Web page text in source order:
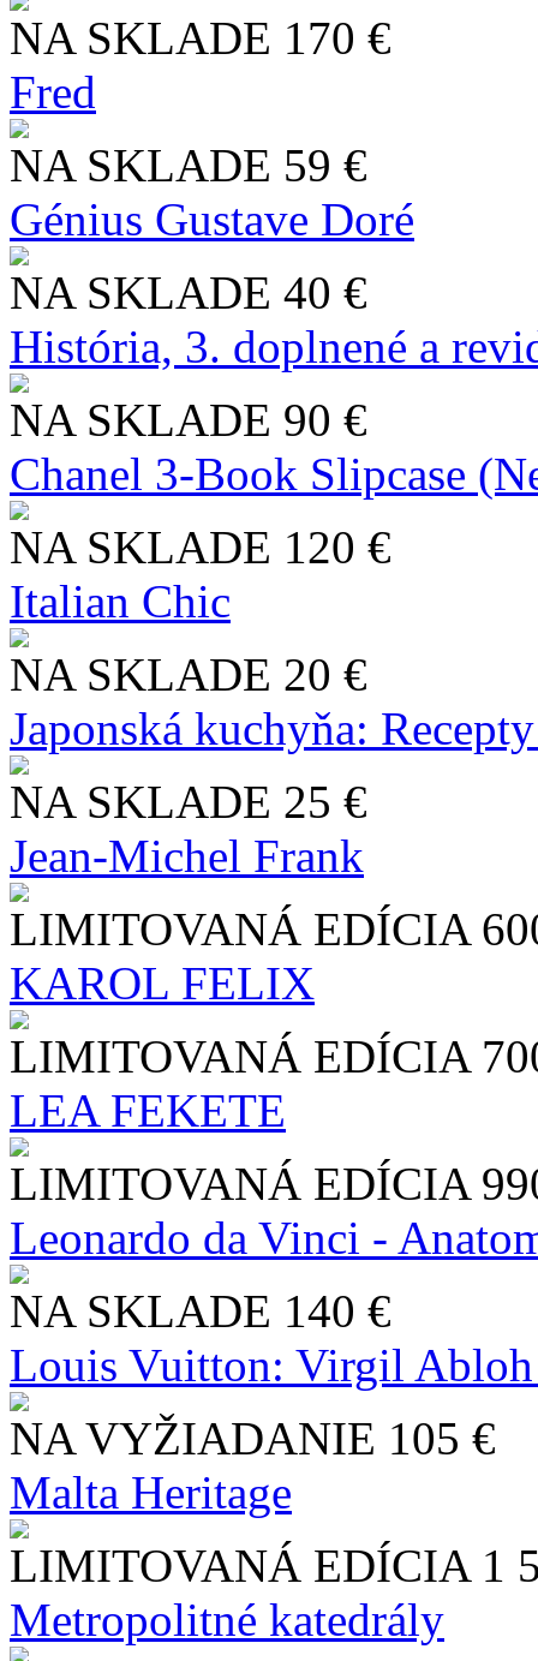
NA SKLADE 170 €
Fred
NA SKLADE 59 €
Génius Gustave Doré
NA SKLADE 40 €
História, 3. doplnené a
NA SKLADE 90 €
Chanel 3-Book Slipcase
NA SKLADE 120 €
Italian Chic
NA SKLADE 20 €
Japonská kuchyňa:
NA SKLADE 25 €
Jean-Michel Frank
LIMITOVANÁ EDÍCIA
KAROL FELIX
LIMITOVANÁ EDÍCIA
LEA FEKETE
LIMITOVANÁ EDÍCIA
Leonardo da Vinci -
NA SKLADE 140 €
Louis Vuitton: Virgil
NA VYŽIADANIE 105 €
Malta Heritage
LIMITOVANÁ EDÍCIA 1
Metropolitné katedrály